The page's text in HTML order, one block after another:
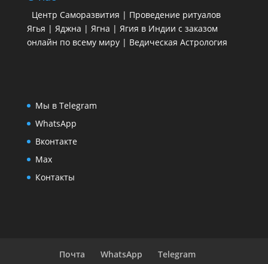
Центр Саморазвития | Проведение ритуалов
Ягья | Яджна | Ягна | Ягия в Индии с заказом
онлайн по всему миру | Ведическая Астрология
Мы в Telegram
WhatsApp
Вконтакте
Max
Контакты
Почта WhatsApp
Telegram